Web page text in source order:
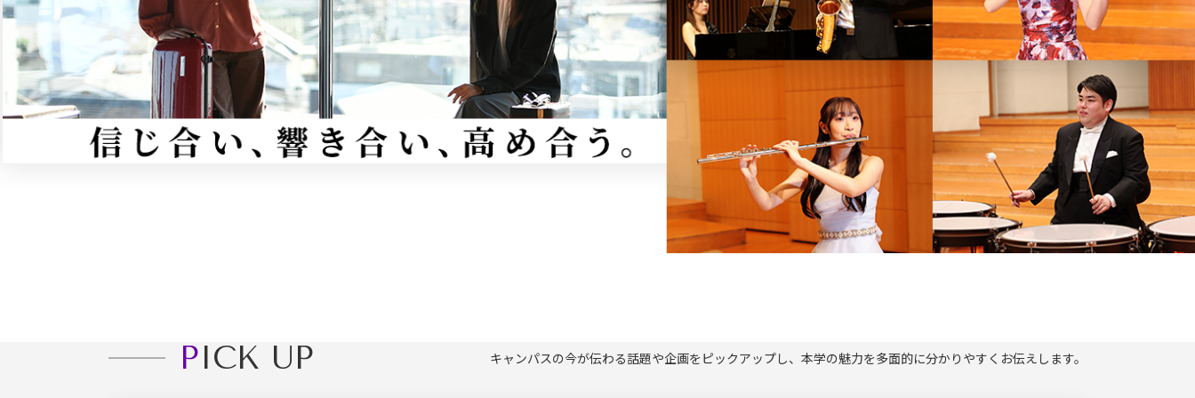
PICK UP キャンパスの今が伝わる話題や企画をピックアップし、本学の魅力を多面的に分かりやすくお伝えします。